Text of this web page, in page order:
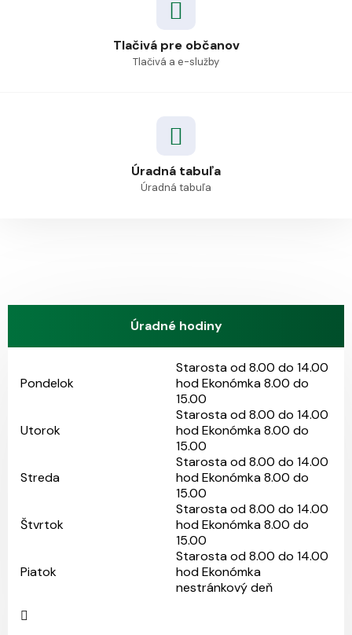
Tlačivá pre občanov
Tlačivá a e-služby
Úradná tabuľa
Úradná tabuľa
Úradné hodiny
Pondelok
Starosta od 8.00 do 14.00
hod Ekonómka 8.00 do
15.00
Utorok
Starosta od 8.00 do 14.00
hod Ekonómka 8.00 do
15.00
Streda
Starosta od 8.00 do 14.00
hod Ekonómka 8.00 do
15.00
Štvrtok
Starosta od 8.00 do 14.00
hod Ekonómka 8.00 do
15.00
Piatok
Starosta od 8.00 do 14.00
hod Ekonómka
nestránkový deň